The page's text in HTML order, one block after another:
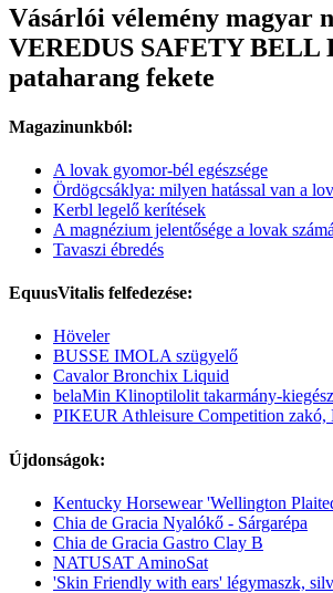
Vásárlói vélemény magyar
VEREDUS SAFETY
pataharang fekete
Magazinunkból:
A lovak gyomor-bél egészsége
Ördögcsáklya: milyen hatással van a
Kerbl legelő kerítések
A magnézium jelentősége a lovak
Tavaszi ébredés
EquusVitalis felfedezése:
Höveler
BUSSE IMOLA szügyelő
Cavalor Bronchix Liquid
belaMin Klinoptilolit takarmány-
PIKEUR Athleisure Competition zakó,
Újdonságok:
Kentucky Horsewear 'Wellington
Chia de Gracia Nyalókő - Sárgarépa
Chia de Gracia Gastro Clay B
NATUSAT AminoSat
'Skin Friendly with ears' légymaszk,